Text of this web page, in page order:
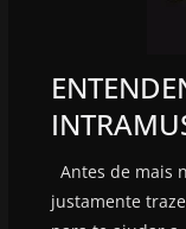
Antes de mais
justamente